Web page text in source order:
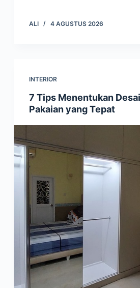
ALI 4 AGUSTUS 2026
INTERIOR
7 Tips Menentukan
Pakaian yang Tepat